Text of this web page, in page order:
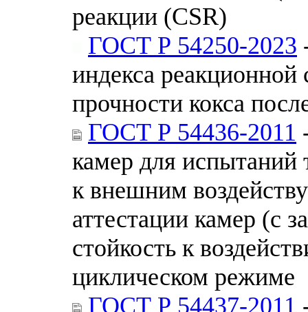
реакции (CSR)
ГОСТ Р 54250-2023
индекса
прочности кокса
ГОСТ Р 54436-2011
камер для испытаний
к внешним
аттестации камер (с
стойкость к
циклическом режиме
ГОСТ Р 54437-2011